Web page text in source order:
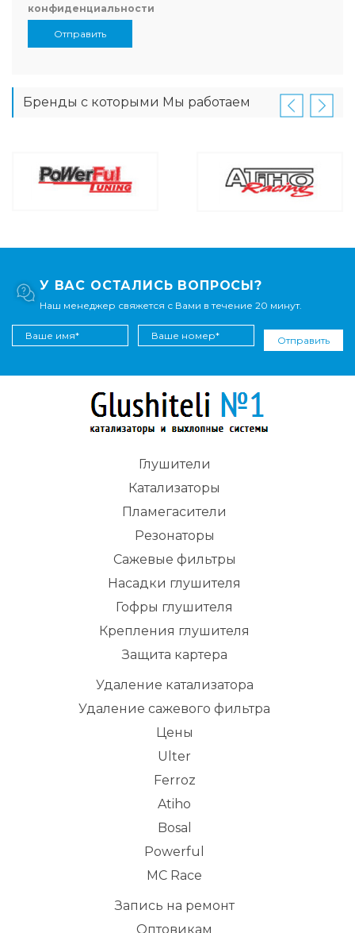
конфиденциальности
Отправить
Бренды с которыми Мы работаем
У ВАС ОСТАЛИСЬ ВОПРОСЫ?
Наш менеджер свяжется с Вами в течение 20 минут.
Отправить
Глушители
Катализаторы
Пламегасители
Резонаторы
Сажевые фильтры
Насадки глушителя
Гофры глушителя
Крепления глушителя
Защита картера
Удаление катализатора
Удаление сажевого фильтра
Цены
Ulter
Ferroz
Atiho
Bosal
Powerful
MC Race
Запись на ремонт
Оптовикам